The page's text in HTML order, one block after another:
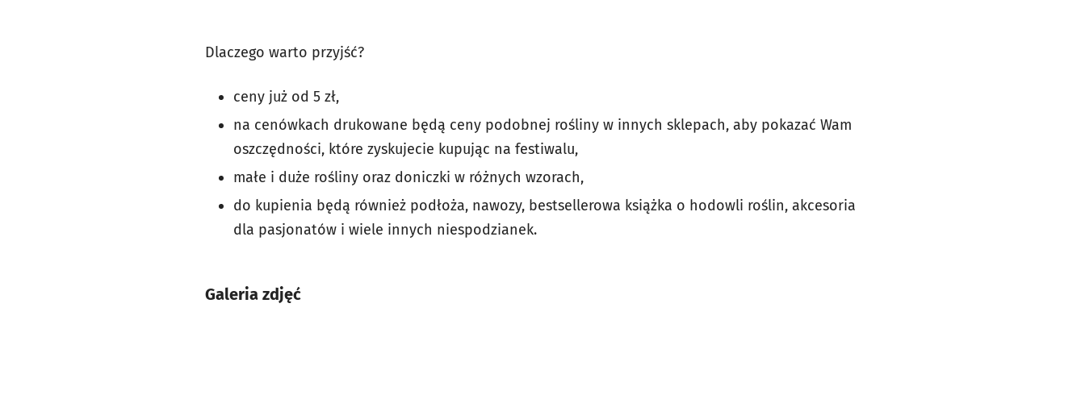
Dlaczego warto przyjść?
ceny już od 5 zł,
na cenówkach drukowane będą ceny podobnej rośliny w innych sklepach, aby pokazać Wam
oszczędności, które zyskujecie kupując na festiwalu,
małe i duże rośliny oraz doniczki w różnych wzorach,
do kupienia będą również podłoża, nawozy, bestsellerowa książka o hodowli roślin, akcesoria
dla pasjonatów i wiele innych niespodzianek.
Galeria zdjęć